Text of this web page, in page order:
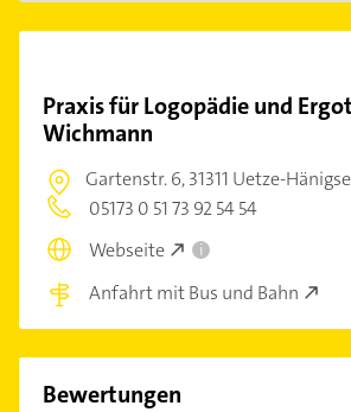
Praxis für Logopädie und
Wichmann
Gartenstr. 6,31311 Uetze-
05173 0 51 73 92 54 54
Webseite
i
Anfahrt mit Bus und Bahn
Bewertungen